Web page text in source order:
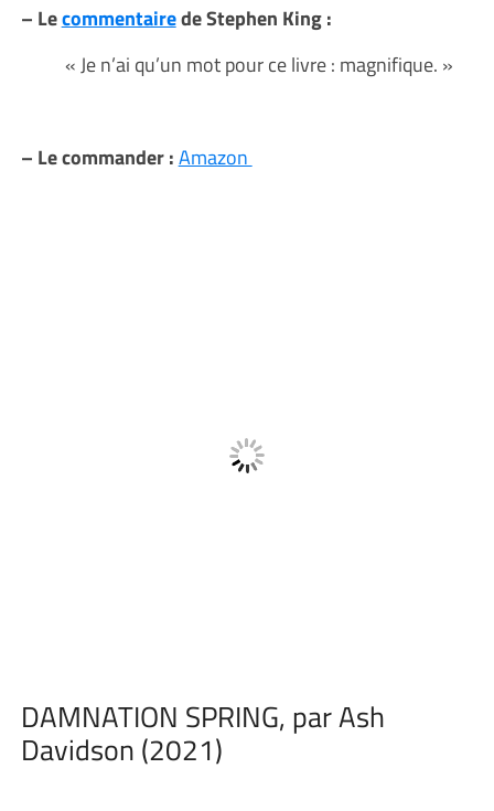
– Lecommentairede Stephen King :
« Je n’ai qu’un mot pour ce livre : magnifique. »
– Le commander :Amazon
DAMNATION SPRING, par Ash
Davidson (2021)